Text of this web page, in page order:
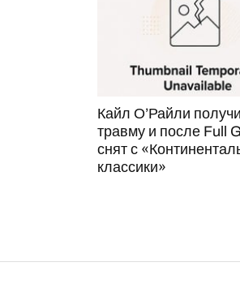
Кайл О’Райли
травму и после Full
снят с
классики»